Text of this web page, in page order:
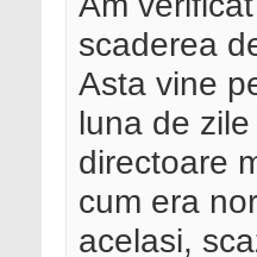
scaderea
Asta vine
luna de
directoare
cum era
acelasi,